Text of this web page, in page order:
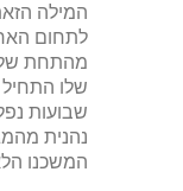
המילה
לתחום
מהתחת
שלו
שבועות
נהנית
המשכנו